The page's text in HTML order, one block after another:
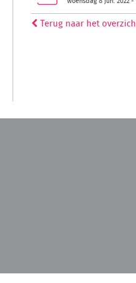
Terug naar het